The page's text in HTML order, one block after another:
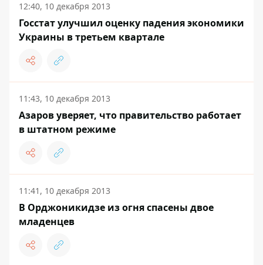
12:40, 10 декабря 2013
Госстат улучшил оценку падения экономики
Украины в третьем квартале
11:43, 10 декабря 2013
Азаров уверяет, что правительство работает
в штатном режиме
11:41, 10 декабря 2013
В Орджоникидзе из огня спасены двое
младенцев